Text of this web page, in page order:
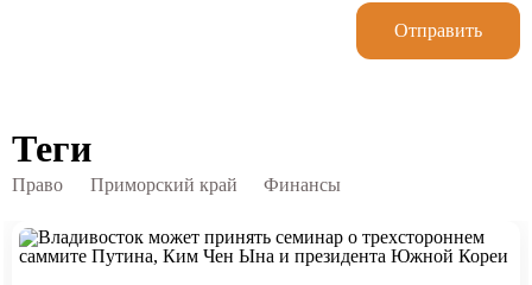
Отправить
Теги
Право Приморский край Финансы